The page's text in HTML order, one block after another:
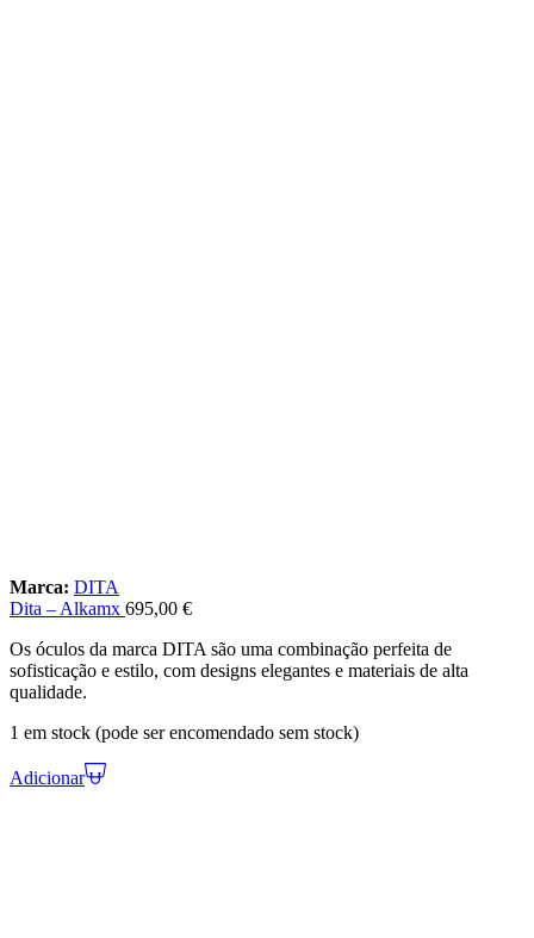
Marca: DITA
Dita – Alkamx 695,00 €
Os óculos da marca DITA são uma combinação perfeita de
sofisticação e estilo, com designs elegantes e materiais de alta
qualidade.
1 em stock (pode ser encomendado sem stock)
Adicionar